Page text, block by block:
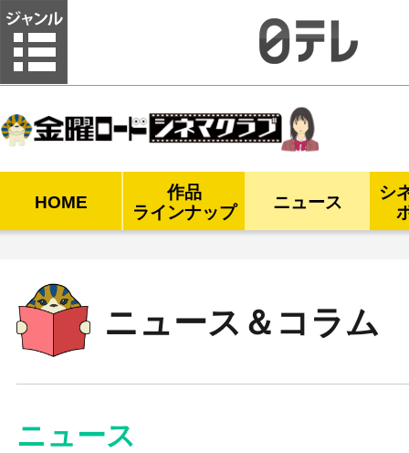
HOME
作品
ラインナップ
ニュース
シ
ニュース＆コラム
ニュース